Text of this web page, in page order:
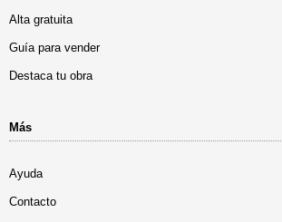
Alta gratuita
Guía para vender
Destaca tu obra
Más
Ayuda
Contacto